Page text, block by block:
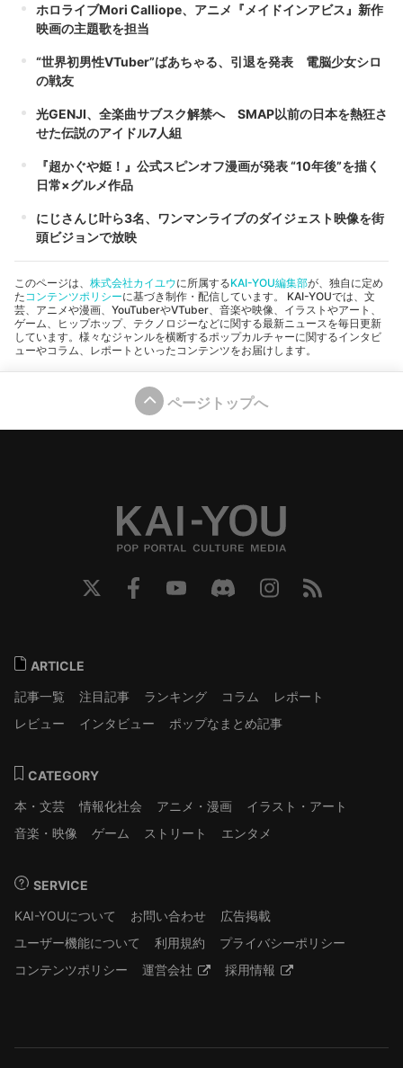
ホロライブMori Calliope、アニメ『メイドインアビス』新作
映画の主題歌を担当
“世界初男性VTuber”ばあちゃる、引退を発表 電脳少女シロ
の戦友
光GENJI、全楽曲サブスク解禁へ SMAP以前の日本を熱狂さ
せた伝説のアイドル7人組
『超かぐや姫！』公式スピンオフ漫画が発表 “10年後”を描く
日常×グルメ作品
にじさんじ叶ら3名、ワンマンライブのダイジェスト映像を街
頭ビジョンで放映
このページは、 株式会社カイユウに所属するKAI-YOU編集部が、独自に定め
た コンテンツポリシーに基づき制作・配信しています。 KAI-YOUでは、文
芸、アニメや漫画、YouTuberやVTuber、音楽や映像、イラストやアート、
ゲーム、ヒップホップ、テクノロジーなどに関する最新ニュースを毎日更新
しています。様々なジャンルを横断するポップカルチャーに関するインタビ
ューやコラム、レポートといったコンテンツをお届けします。
ページトップへ
ARTICLE
記事一覧
注目記事 ランキング コラム
レポート
レビュー
インタビュー ポップなまとめ記事
CATEGORY
本・文芸
情報化社会 アニメ・漫画
イラスト・アート
音楽・映像
ゲーム ストリート エンタメ
SERVICE
KAI-YOUについて
お問い合わせ
広告掲載
ユーザー機能について
利用規約
プライバシーポリシー
コンテンツポリシー
運営会社 採用情報